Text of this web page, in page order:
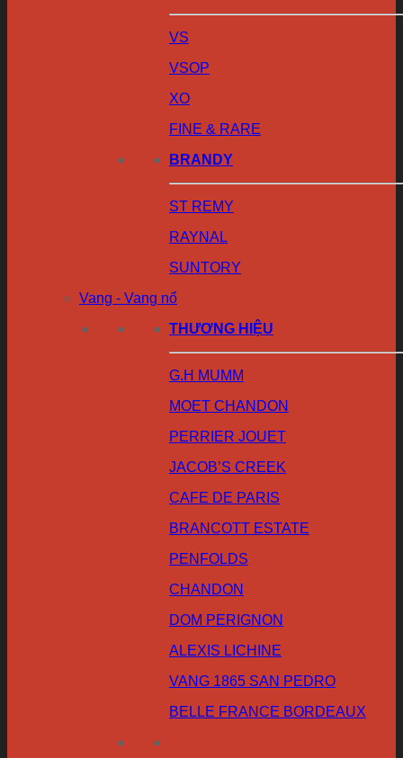
VS
VSOP
XO
FINE & RARE
BRANDY
ST REMY
RAYNAL
SUNTORY
Vang - Vang nổ
THƯƠNG HIỆU
G.H MUMM
MOET CHANDON
PERRIER JOUET
JACOB’S CREEK
CAFE DE PARIS
BRANCOTT ESTATE
PENFOLDS
CHANDON
DOM PERIGNON
ALEXIS LICHINE
VANG 1865 SAN PEDRO
BELLE FRANCE BORDEAUX